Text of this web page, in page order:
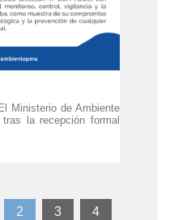
Ministerio de Ambiente
la recepción formal
2 3 4